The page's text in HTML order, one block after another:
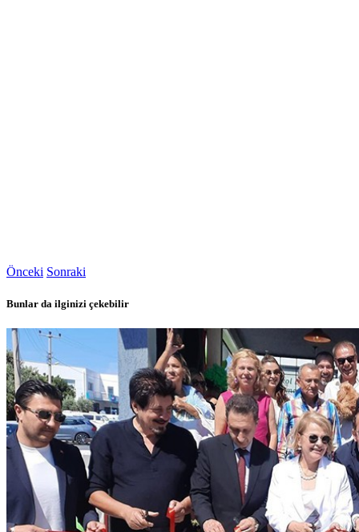
Önceki Sonraki
Bunlar da ilginizi çekebilir